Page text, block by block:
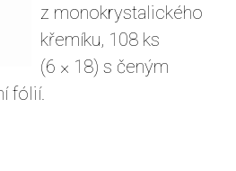
z monokrystalického
křemíku, 108 ks
(6 × 18) s čeným
fólií.